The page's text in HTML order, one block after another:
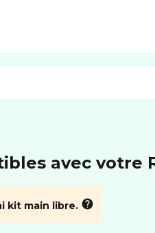
avec votre
kit main libre.